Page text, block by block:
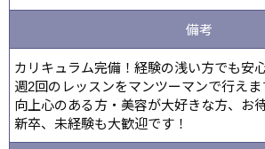
備考
カリキュラム完備！経験の浅い方でも安
週2回のレッスンをマンツーマンで行えま
向上心のある方・美容が大好きな方、お
新卒、未経験も大歓迎です！